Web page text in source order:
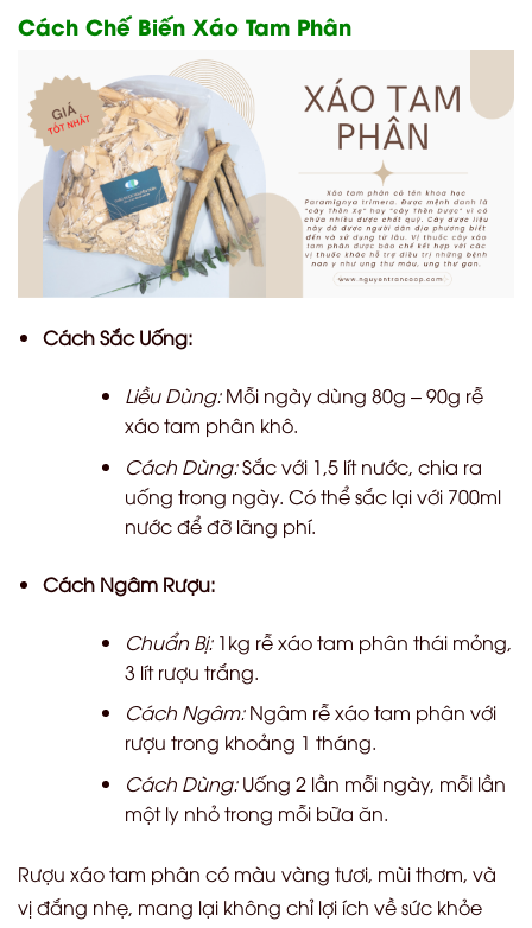
Cách Chế Biến Xáo Tam Phân
Cách Sắc Uống:
Liều Dùng:Mỗi ngày dùng 80g – 90g rễ
xáo tam phân khô.
Cách Dùng:Sắc với 1,5 lít nước, chia ra
uống trong ngày. Có thể sắc lại với 700ml
nước để đỡ lãng phí.
Cách Ngâm Rượu:
Chuẩn Bị:1kg rễ xáo tam phân thái mỏng,
3 lít rượu trắng.
Cách Ngâm:Ngâm rễ xáo tam phân với
rượu trong khoảng 1 tháng.
Cách Dùng:Uống 2 lần mỗi ngày, mỗi lần
một ly nhỏ trong mỗi bữa ăn.
Rượu xáo tam phân có màu vàng tươi, mùi thơm, và
vị đắng nhẹ, mang lại không chỉ lợi ích về sức khỏe